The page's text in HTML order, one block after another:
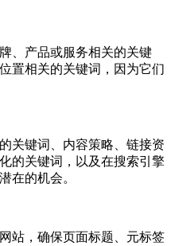
、产品或服务相关的关键
置相关的关键词，因为它们
关键词、内容策略、链接资
的关键词，以及在搜索引擎
在的机会。
站，确保页面标题、元标签